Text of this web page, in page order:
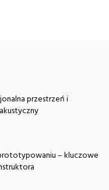
przestrzeń i
– kluczowe